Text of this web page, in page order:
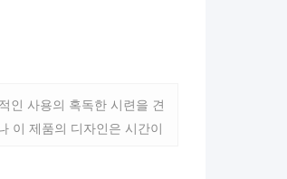
인 사용의 혹독한 시련을 견
이 제품의 디자인은 시간이